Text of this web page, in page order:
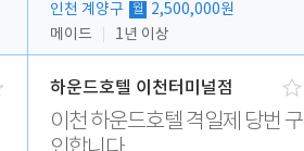
인천 계양구 월
2,500,000원
메이드
1년 이상
하운드호텔 이천터미널점
이천 하운드호텔 격일제 당번 구